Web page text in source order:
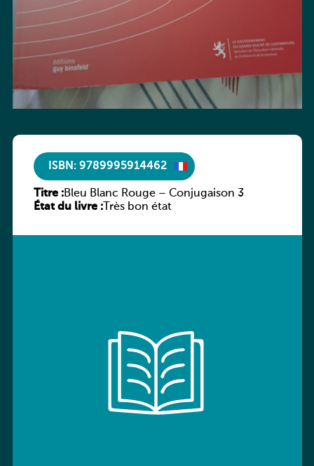
ISBN: 9789995914462
Titre :Bleu Blanc Rouge – Conjugaison 3
État du livre :Très bon état